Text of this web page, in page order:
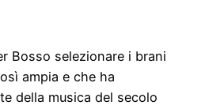
Bosso selezionare i brani
ampia e che ha
della musica del secolo